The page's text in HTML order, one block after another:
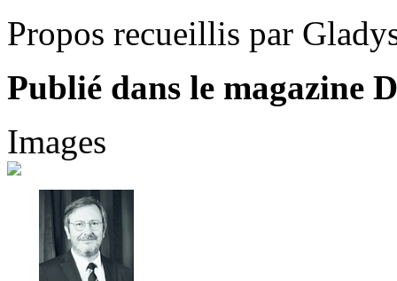
Propos recueillis par
Publié dans le magazine
Images